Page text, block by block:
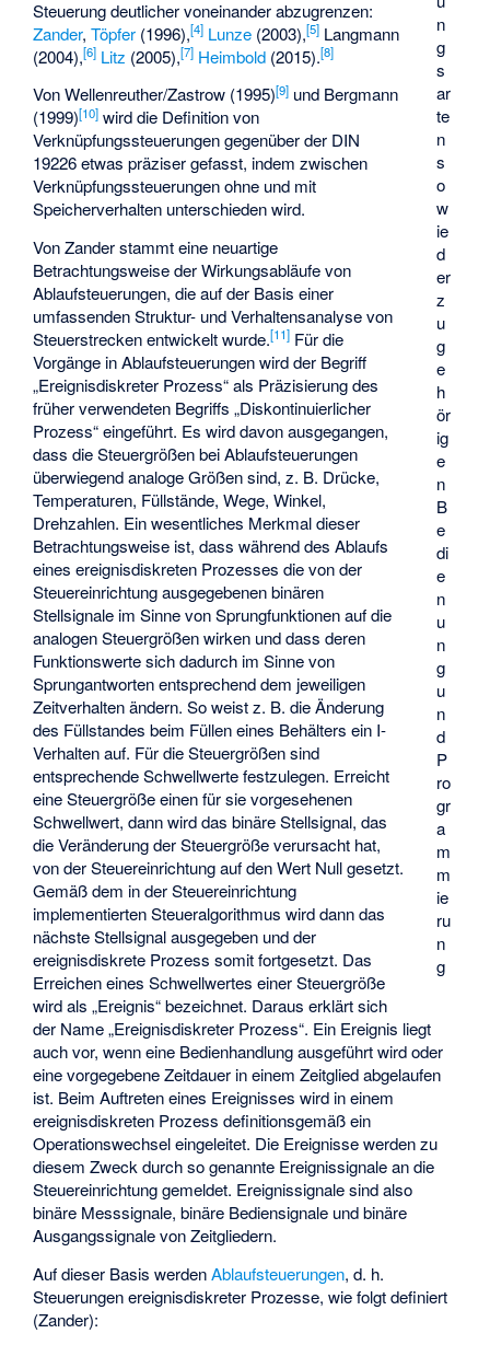
n
g
s
ar
te
n
s
o
w
ie
d
er
z
u
g
e
h
ör
ig
e
n
B
e
di
e
n
u
n
g
u
n
d
P
ro
gr
a
m
m
ie
ru
n
g
Steuerung deutlicher voneinander abzugrenzen:
Zander,Töpfer (1996),[4] Lunze (2003),[5] Langmann
(2004),[6] Litz (2005),[7] Heimbold (2015).[8]
Von Wellenreuther/Zastrow (1995)[9] und Bergmann
(1999)[10] wird die Definition von
Verknüpfungssteuerungen gegenüber der DIN
19226 etwas präziser gefasst, indem zwischen
Verknüpfungssteuerungen ohne und mit
Speicherverhalten unterschieden wird.
Von Zander stammt eine neuartige
Betrachtungsweise der Wirkungsabläufe von
Ablaufsteuerungen, die auf der Basis einer
umfassenden Struktur- und Verhaltensanalyse von
Steuerstrecken entwickelt wurde.[11] Für die
Vorgänge in Ablaufsteuerungen wird der Begriff
„Ereignisdiskreter Prozess“ als Präzisierung des
früher verwendeten Begriffs „Diskontinuierlicher
Prozess“ eingeführt. Es wird davon ausgegangen,
dass die Steuergrößen bei Ablaufsteuerungen
überwiegend analoge Größen sind, z. B. Drücke,
Temperaturen, Füllstände, Wege, Winkel,
Drehzahlen. Ein wesentliches Merkmal dieser
Betrachtungsweise ist, dass während des Ablaufs
eines ereignisdiskreten Prozesses die von der
Steuereinrichtung ausgegebenen binären
Stellsignale im Sinne von Sprungfunktionen auf die
analogen Steuergrößen wirken und dass deren
Funktionswerte sich dadurch im Sinne von
Sprungantworten entsprechend dem jeweiligen
Zeitverhalten ändern. So weist z. B. die Änderung
des Füllstandes beim Füllen eines Behälters ein I-
Verhalten auf. Für die Steuergrößen sind
entsprechende Schwellwerte festzulegen. Erreicht
eine Steuergröße einen für sie vorgesehenen
Schwellwert, dann wird das binäre Stellsignal, das
die Veränderung der Steuergröße verursacht hat,
von der Steuereinrichtung auf den Wert Null gesetzt.
Gemäß dem in der Steuereinrichtung
implementierten Steueralgorithmus wird dann das
nächste Stellsignal ausgegeben und der
ereignisdiskrete Prozess somit fortgesetzt. Das
Erreichen eines Schwellwertes einer Steuergröße
wird als „Ereignis“ bezeichnet. Daraus erklärt sich
der Name „Ereignisdiskreter Prozess“. Ein Ereignis liegt
auch vor, wenn eine Bedienhandlung ausgeführt wird oder
eine vorgegebene Zeitdauer in einem Zeitglied abgelaufen
ist. Beim Auftreten eines Ereignisses wird in einem
ereignisdiskreten Prozess definitionsgemäß ein
Operationswechsel eingeleitet. Die Ereignisse werden zu
diesem Zweck durch so genannte Ereignissignale an die
Steuereinrichtung gemeldet. Ereignissignale sind also
binäre Messsignale, binäre Bediensignale und binäre
Ausgangssignale von Zeitgliedern.
Auf dieser Basis werdenAblaufsteuerungen, d. h.
Steuerungen ereignisdiskreter Prozesse, wie folgt definiert
(Zander):